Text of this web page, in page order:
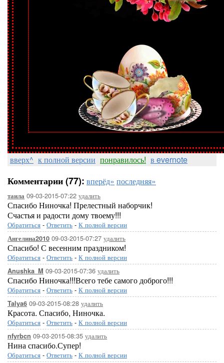
вверх^ к полной версии понравилось! в evernote
Комментарии (77): вперёд» последняя»
таила 09-03-2015-07:22 удалить
Спасибо Ниночка! Прелестный наборчик!
Счастья и радости дому твоему!!!
Обратиться - Ответить - К полной версии
Ангелина2010 09-03-2015-07:27 удалить
Спасибо! С весенним праздником!
Обратиться - Ответить - К полной версии
Anushka_M 09-03-2015-07:36 удалить
Спасибо Ниночка!!!Всего тебе самого доброго!!!
Обратиться - Ответить - К полной версии
Talya6 09-03-2015-08:28 удалить
Красота. Спасибо, Ниночка.
Обратиться - Ответить - К полной версии
nfyrbcn 09-03-2015-08:35 удалить
Нина спасибо.Супер!
Обратиться - Ответить - К полной версии